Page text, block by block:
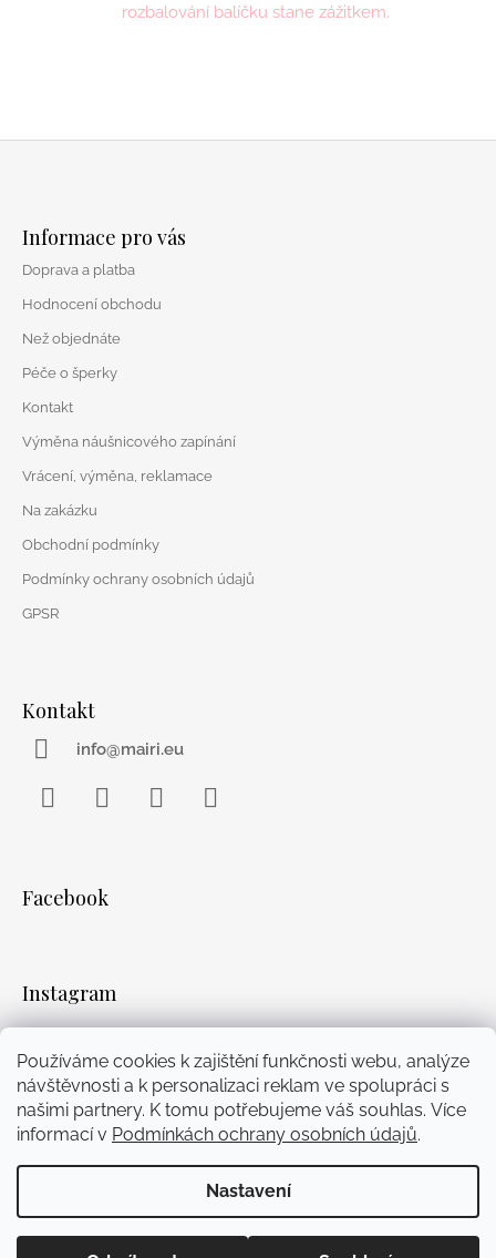
Používáme cookies k zajištění funkčnosti webu, analýze
návštěvnosti a k personalizaci reklam ve spolupráci s
našimi partnery. K tomu potřebujeme váš souhlas. Více
informací v Podmínkách ochrany osobních údajů.
Nastavení
rozbalování balíčku stane zážitkem.
Informace pro vás
Doprava a platba
Hodnocení obchodu
Než objednáte
Péče o šperky
Kontakt
Výměna náušnicového zapínání
Vrácení, výměna, reklamace
Na zakázku
Obchodní podmínky
Podmínky ochrany osobních údajů
GPSR
Kontakt
info@mairi.eu
Facebook
Instagram
Přijímáme online platby
Vytvořil Shoptet
© 2026 Mairi. Všechna práva